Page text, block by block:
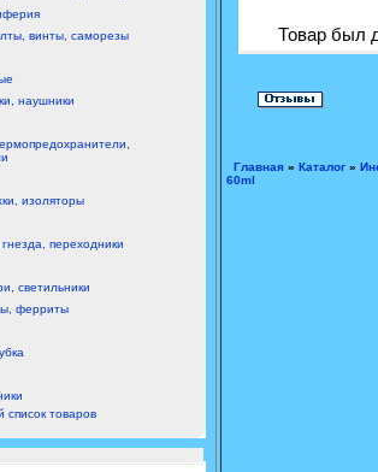
винты, саморезы
наушники
изоляторы
переходники
светильники
ферриты
список товаров
Товар был
Главная » Каталог »
60ml